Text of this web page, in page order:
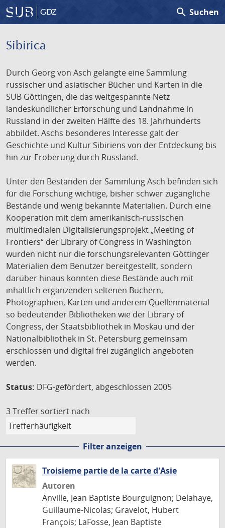
GDZ search Suchen
Sibirica
Durch Georg von Asch gelangte eine Sammlung
russischer und asiatischer Bücher und Karten in die
SUB Göttingen, die das weitgespannte Netz
landeskundlicher Erforschung und Landnahme in
Russland in der zweiten Hälfte des 18. Jahrhunderts
abbildet. Aschs besonderes Interesse galt der
Geschichte und Kultur Sibiriens von der Entdeckung bis
hin zur Eroberung durch Russland.
Unter den Beständen der Sammlung Asch befinden sich
für die Forschung wichtige, bisher schwer zugängliche
Bestände und wenig bekannte Materialien. Durch eine
Kooperation mit dem amerikanisch-russischen
multimedialen Digitalisierungsprojekt „Meeting of
Frontiers“ der Library of Congress in Washington
wurden nicht nur die forschungsrelevanten Göttinger
Materialien dem Benutzer bereitgestellt, sondern
darüber hinaus konnten diese Bestände auch mit
inhaltlich ergänzenden seltenen Büchern,
Photographien, Karten und anderem Quellenmaterial
so bedeutender Bibliotheken wie der Library of
Congress, der Staatsbibliothek in Moskau und der
Nationalbibliothek in St. Petersburg gemeinsam
erschlossen und digital frei zugänglich angeboten
werden.
Status: DFG-gefördert, abgeschlossen 2005
3 Treffer sortiert nach
Filter anzeigen
Troisieme partie de la carte d'Asie
Autoren
Anville, Jean Baptiste Bourguignon; Delahaye,
Guillaume-Nicolas; Gravelot, Hubert
François; LaFosse, Jean Baptiste